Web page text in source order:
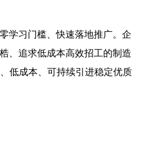
学习门槛、快速落地推广。企
、追求低成本高效招工的制造
低成本、可持续引进稳定优质